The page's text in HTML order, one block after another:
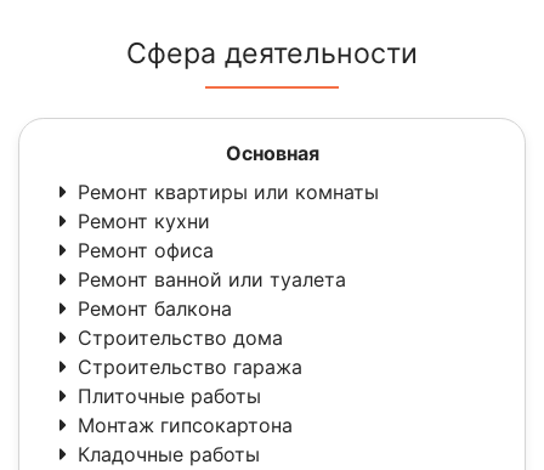
Сфера деятельности
Основная
Ремонт квартиры или комнаты
Ремонт кухни
Ремонт офиса
Ремонт ванной или туалета
Ремонт балкона
Строительство дома
Строительство гаража
Плиточные работы
Монтаж гипсокартона
Кладочные работы